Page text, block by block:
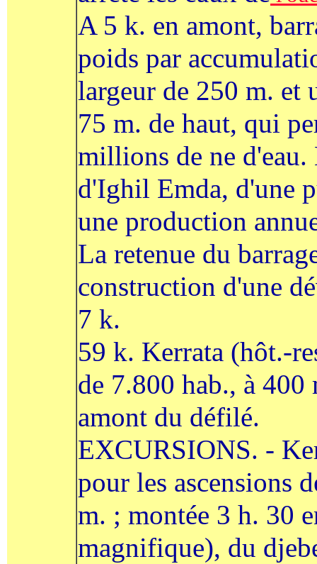
A 5 k. en amont,
poids par
largeur de 250 m. et
75 m. de haut, qui
millions de ne
d'Ighil Emda, d'une
une production
La retenue du
construction d'une
7 k.
59 k. Kerrata (hôt.-
de 7.800 hab., à
amont du défilé.
EXCURSIONS. -
pour les ascensions
m. ; montée 3 h. 30
magnifique), du